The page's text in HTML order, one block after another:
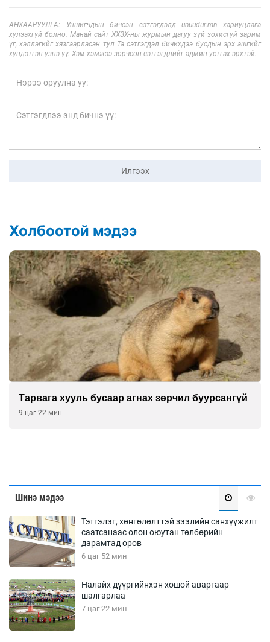
АНХААРУУЛГА: Уншигчдын бичсэн сэтгэгдэлд unuudur.mn хариуцлага
хүлээхгүй болно. Манай сайт ХХЗХ-ны журмын дагуу зүй зохисгүй зарим
үг, хэллэгийг хязгаарласан тул Та сэтгэгдэл бичихдээ бусдын эрх ашгийг
хүндэтгэн үзнэ үү. Хэм хэмжээ зөрчсөн сэтгэгдлийг админ устгах эрхтэй.
Илгээх
Холбоотой мэдээ
Тарвага хууль бусаар агнах зөрчил буурсангүй
9 цаг 22 мин
Шинэ мэдээ
Тэтгэлэг, хөнгөлөлттэй зээлийн санхүүжилт
саатсанаас олон оюутан төлбөрийн
дарамтад оров
6 цаг 52 мин
Налайх дүүргийнхэн хошой аваргаар
шалгарлаа
7 цаг 22 мин